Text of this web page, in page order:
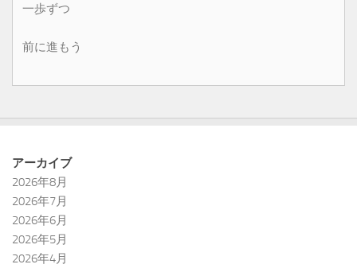
一歩ずつ
前に進もう
アーカイブ
2026年8月
2026年7月
2026年6月
2026年5月
2026年4月